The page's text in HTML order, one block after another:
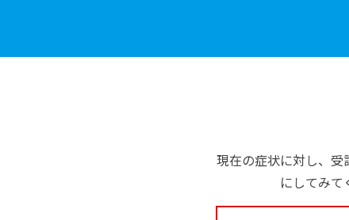
現在の症状に対し、
にしてみて